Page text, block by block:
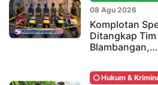
08 Agu 2026
Komplotan
Ditangkap Tim
Blambangan,…
Hukum &